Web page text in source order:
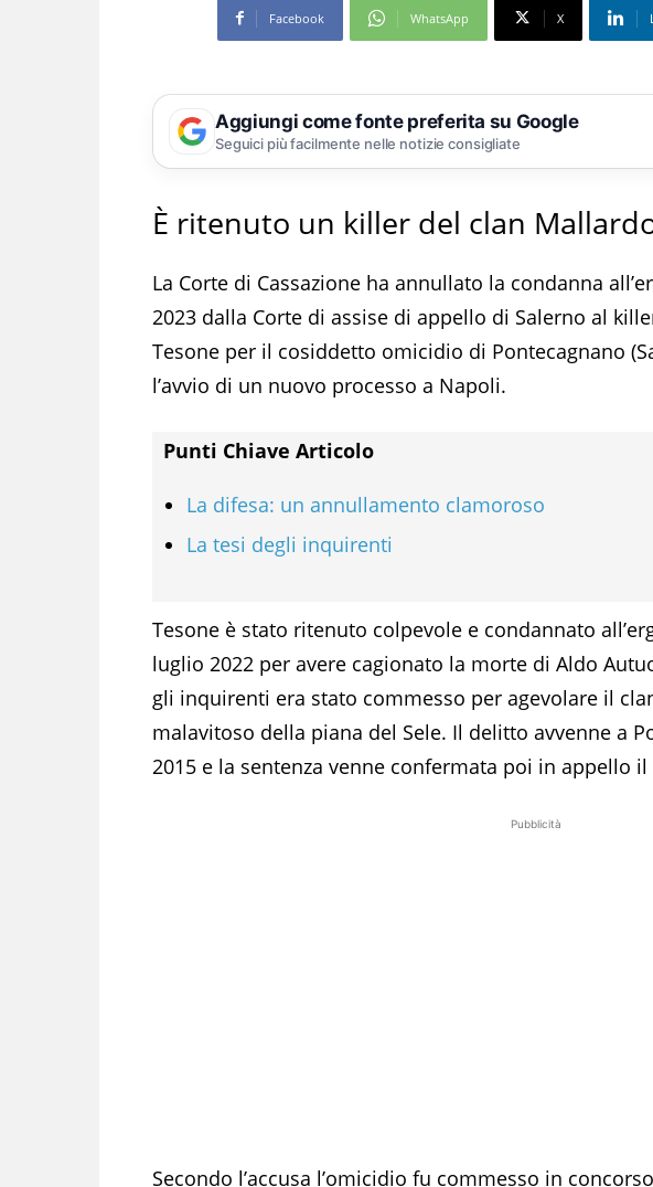
Facebook WhatsApp X
Aggiungi come fonte preferita su Google
Seguici più facilmente nelle notizie consigliate
È ritenuto un killer del clan
La Corte di Cassazione ha annullato la condanna
2023 dalla Corte di assise di appello di Salerno al
Tesone per il cosiddetto omicidio di Pontecagnano
l’avvio di un nuovo processo a Napoli.
Punti Chiave Articolo
La difesa: un annullamento clamoroso
La tesi degli inquirenti
Tesone è stato ritenuto colpevole e condannato
luglio 2022 per avere cagionato la morte di Aldo
gli inquirenti era stato commesso per agevolare il
malavitoso della piana del Sele. Il delitto avvenne a
2015 e la sentenza venne confermata poi in appello
Pubblicità
Secondo l’accusa l’omicidio fu commesso in